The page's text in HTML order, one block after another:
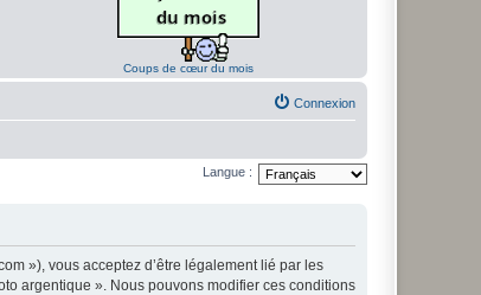
Coups de cœur du mois
Connexion
Langue :
»), vous acceptez d’être légalement lié par les
argentique ». Nous pouvons modifier ces conditions